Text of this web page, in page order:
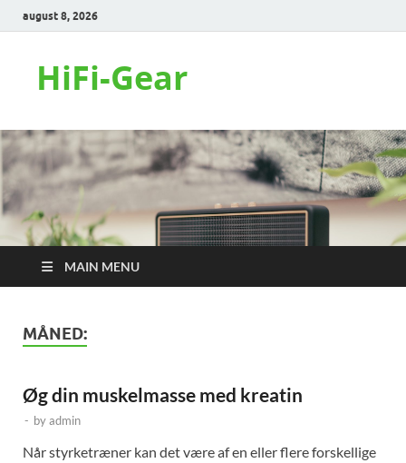
august 8, 2026
HiFi-Gear
MAIN MENU
MÅNED:
Øg din muskelmasse med kreatin
- byadmin
Når styrketræner kan det være af en eller flere forskellige